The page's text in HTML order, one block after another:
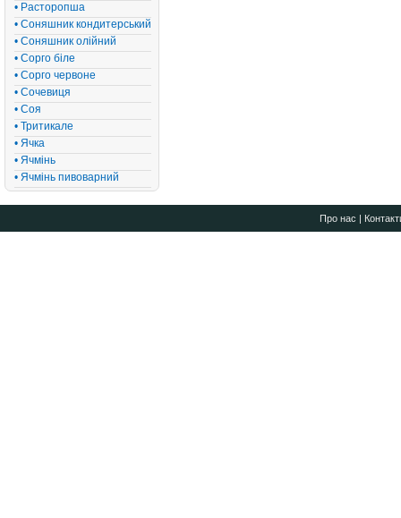
• Расторопша
• Соняшник кондитерський
• Соняшник олійний
• Сорго біле
• Сорго червоне
• Сочевиця
• Соя
• Тритикале
• Ячка
• Ячмінь
• Ячмінь пивоварний
Про нас |